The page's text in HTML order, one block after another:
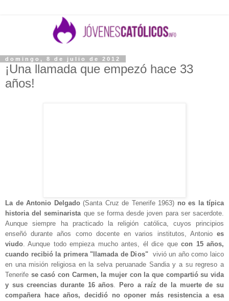
domingo, 8 de julio de 2012
¡Una llamada que empezó hace 33
años!
La de Antonio Delgado(Santa Cruz de Tenerife 1963) no es la típica
historia del seminaristaque se forma desde joven para ser sacerdote.
Aunque siempre ha practicado la religión católica, cuyos principios
enseñó durante años como docente en varios institutos, Antonio es
viudo. Aunque todo empieza mucho antes, él dice quecon 15 años,
cuando recibió la primera "llamada de Dios"vivió un año como laico
en una misión religiosa en la selva peruanade Sandia y a su regreso a
Tenerife se casó con Carmen, la mujer con la que compartió su vida
y sus creencias durante 16 años.
Pero a raíz de la muerte de su
compañera hace años, decidió no oponer más resistencia a esa